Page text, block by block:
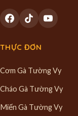
THỰC ĐƠN
Cơm Gà Tường Vy
Cháo Gà Tường Vy
Miến Gà Tường Vy